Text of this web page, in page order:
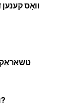
וואָס
ווי צו ווערן געליימט און קאַלט?